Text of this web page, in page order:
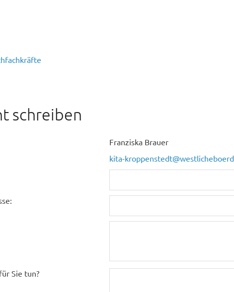
schreiben
Franziska Brauer
kita-
Sie tun?